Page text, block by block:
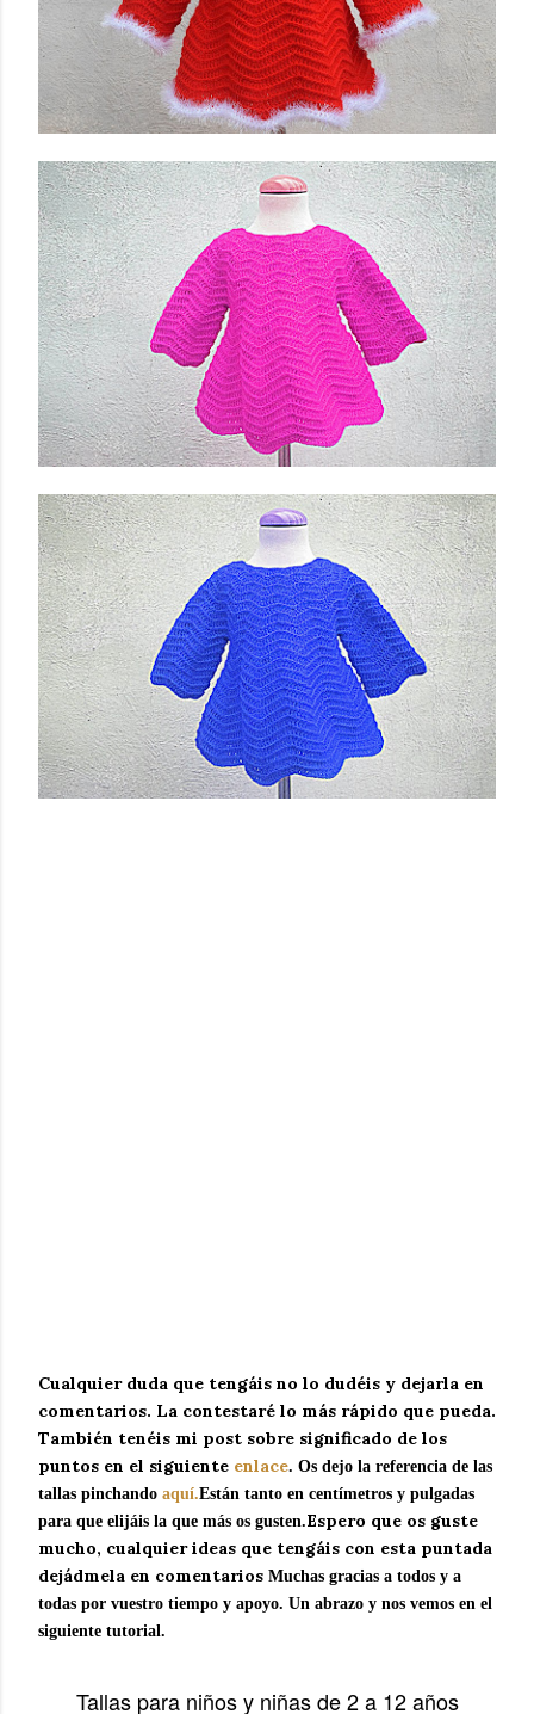
Cualquier duda que tengáis no lo dudéis y dejarla en
comentarios. La contestaré lo más rápido que pueda.
También tenéis mi post sobre significado de los
puntos en el siguiente enlace. Os dejo la referencia de las
tallas pinchando aquí.Están tanto en centímetros y pulgadas
para que elijáis la que más os gusten.Espero que os guste
mucho, cualquier ideas que tengáis con esta puntada
dejádmela en comentarios Muchas gracias a todos y a
todas por vuestro tiempo y apoyo. Un abrazo y nos vemos en el
siguiente tutorial.
Tallas para niños y niñas de 2 a 12 años